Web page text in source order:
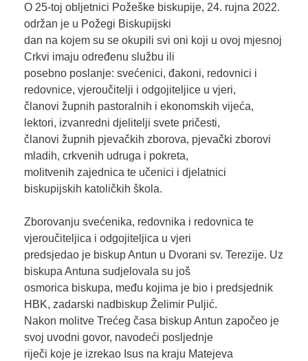
O 25-toj obljetnici Požeške biskupije, 24. rujna 2022.
održan je u Požegi Biskupijski
dan na kojem su se okupili svi oni koji u ovoj mjesnoj
Crkvi imaju određenu službu ili
posebno poslanje: svećenici, đakoni, redovnici i
redovnice, vjeroučitelji i odgojiteljice u vjeri,
članovi župnih pastoralnih i ekonomskih vijeća,
lektori, izvanredni djelitelji svete pričesti,
članovi župnih pjevačkih zborova, pjevački zborovi
mladih, crkvenih udruga i pokreta,
molitvenih zajednica te učenici i djelatnici
biskupijskih katoličkih škola.
Zborovanju svećenika, redovnika i redovnica te
vjeroučiteljica i odgojiteljica u vjeri
predsjedao je biskup Antun u Dvorani sv. Terezije. Uz
biskupa Antuna sudjelovala su još
osmorica biskupa, među kojima je bio i predsjednik
HBK, zadarski nadbiskup Želimir Puljić.
Nakon molitve Trećeg časa biskup Antun započeo je
svoj uvodni govor, navodeći posljednje
riječi koje je izrekao Isus na kraju Matejeva